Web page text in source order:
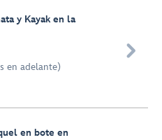
y Kayak en la
en adelante)

en bote en